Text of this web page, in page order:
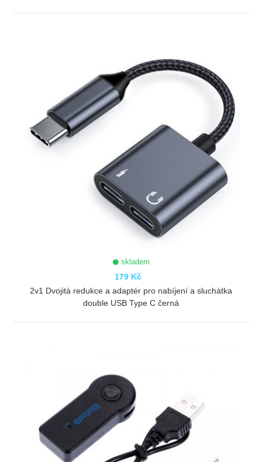
skladem
179 Kč
2v1 Dvojitá redukce a adaptér pro nabíjení a sluchátka
double USB Type C černá